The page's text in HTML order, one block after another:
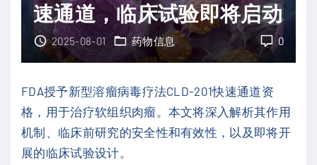
速通道，临床试验即将启动
0
2025-08-01 药物信息
FDA授予新型溶瘤病毒疗法CLD-201快速通道资
格，用于治疗软组织肉瘤。本文将深入解析其作用
机制、临床前研究的安全性和有效性，以及即将开
展的临床试验设计。